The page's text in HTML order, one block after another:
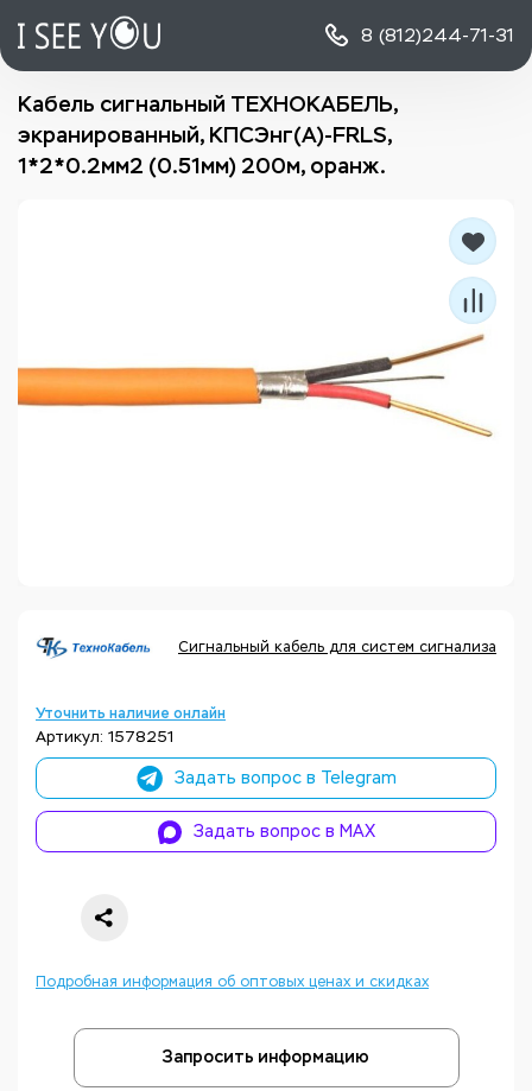
8 (812)244-71-31
Кабель сигнальный ТЕХНОКАБЕЛЬ,
экранированный, КПСЭнг(А)-FRLS,
1*2*0.2мм2 (0.51мм) 200м, оранж.
Сигнальный кабель для систем
Уточнить наличие онлайн
Артикул: 1578251
Задать вопрос в Telegram
Задать вопрос в MAX
Подробная информация об оптовых ценах и скидках
Запросить информацию